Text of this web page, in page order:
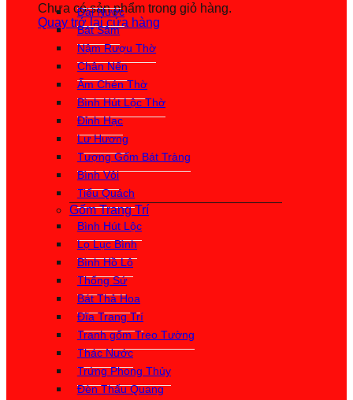
Chưa có sản phẩm trong giỏ hàng.
Quay trở lại cửa hàng
Đài Nước
Bát Sâm
Nậm Rượu Thờ
Chân Nến
Ấm Chén Thờ
Bình Hút Lộc Thờ
Đỉnh Hạc
Lư Hương
Tượng Gốm Bát Tràng
Bình Vôi
Tiểu Quách
Gốm Trang Trí
Bình Hút Lộc
Lọ Lục Bình
Bình Hồ Lô
Thống Sứ
Bát Thả Hoa
Đĩa Trang Trí
Tranh gốm Treo Tường
Thác Nước
Trứng Phong Thủy
Đèn Thấu Quang